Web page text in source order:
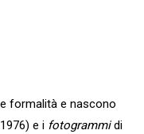
formalità e nascono
e i fotogrammidi